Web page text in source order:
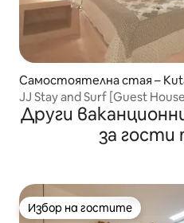
Самостоятелна стая –
JJ Stay and Surf [Guest
Други
за гости
Избор на гостите
Избор на гостите